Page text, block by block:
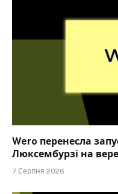
Wero перенесла
Люксембурзі на
7 Серпня 2026